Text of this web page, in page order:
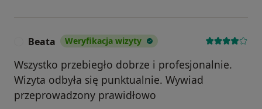
Beata Weryfikacja wizyty
Wszystko przebiegło dobrze i profesjonalnie.
Wizyta odbyła się punktualnie. Wywiad
przeprowadzony prawidłowo